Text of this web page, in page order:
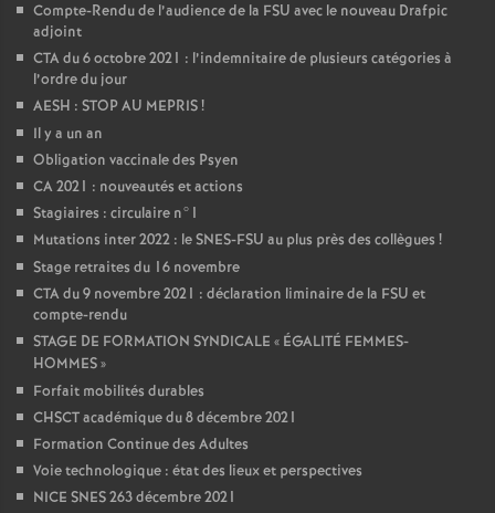
Compte-Rendu de l’audience de la FSU avec le nouveau Drafpic
adjoint
CTA du 6 octobre 2021 : l’indemnitaire de plusieurs catégories à
l’ordre du jour
AESH : STOP AU MEPRIS!
Il y a un an
Obligation vaccinale des Psyen
CA 2021 : nouveautés et actions
Stagiaires : circulaire n°1
Mutations inter 2022 : le SNES-FSU au plus près des collègues !
Stage retraites du 16 novembre
CTA du 9 novembre 2021 : déclaration liminaire de la FSU et
compte-rendu
STAGE DE FORMATION SYNDICALE « ÉGALITÉ FEMMES-
HOMMES»
Forfait mobilités durables
CHSCT académique du 8 décembre 2021
Formation Continue des Adultes
Voie technologique : état des lieux et perspectives
NICE SNES 263 décembre 2021